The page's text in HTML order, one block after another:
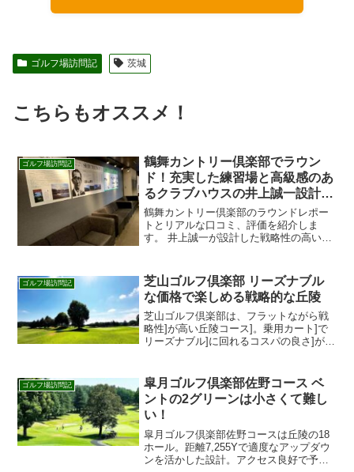
ゴルフ場訪問記 茨城
こちらもオススメ！
ゴルフ場訪問記
鶴舞カントリー倶楽部でラウン
ド！充実した練習場と高級感のあ
るクラブハウスの井上誠一設計の
難コース
鶴舞カントリー倶楽部のラウンドレポー
トとリアルな口コミ、評価を紹介しま
す。 井上誠一が設計した戦略性の高いゴ
ゴルフ場で、その名にはじない戦略性の
高いコースレイアウトが...
ゴルフ場訪問記
芝山ゴルフ倶楽部 リーズナブル
な価格で楽しめる戦略的な丘陵
芝山ゴルフ倶楽部は、フラットながら戦
略性]が高い丘陵コース]。乗用カート]で
リーズナブル]に回れるコスパの良さ]が魅
ゴルフ場訪問記
皐月ゴルフ倶楽部佐野コース ベ
ントの2グリーンは小さくて難し
い！
皐月ゴルフ倶楽部佐野コースは丘陵の18
ホール。距離7,255Yで適度なアップダウ
ンを活かした設計。アクセス良好で予約